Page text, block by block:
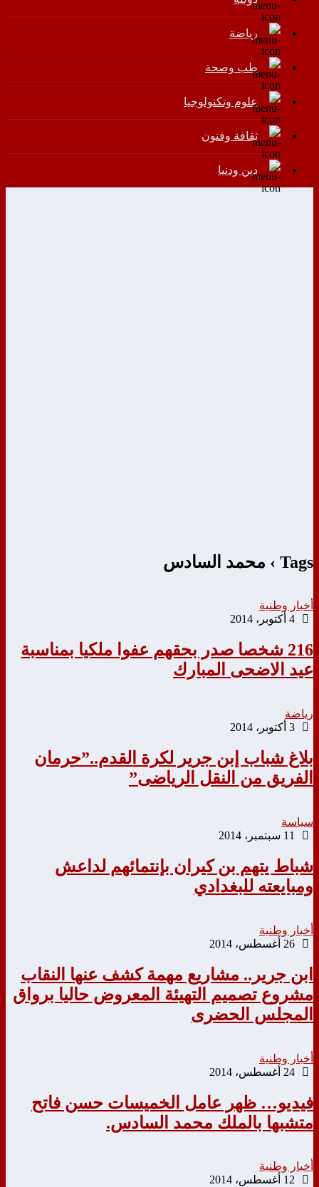
رياضة
طب وصحة
علوم وتكنولوجيا
ثقافة وفنون
دين ودنيا
Tags › محمد السادس
أخبار وطنية
4 أكتوبر، 2014
216 شخصا صدر بحقهم عفوا ملكيا بمناسبة
عيد الاضحى المبارك
رياضة
3 أكتوبر، 2014
بلاغ شباب إبن جرير لكرة القدم..”حرمان
الفريق من النقل الرياضى”
سياسة
شباط يتهم بن كيران بإنتمائهم لداعش
ومبايعته للبغدادي
أخبار وطنية
26 أغسطس، 2014
ابن جرير.. مشاريع مهمة كشف عنها النقاب
مشروع تصميم التهيئة المعروض حاليا برواق
المجلس الحضرى
أخبار وطنية
24 أغسطس، 2014
فيديو… ظهر عامل الخميسات حسن فاتح
متشبها بالملك محمد السادس.
أخبار وطنية
12 أغسطس، 2014